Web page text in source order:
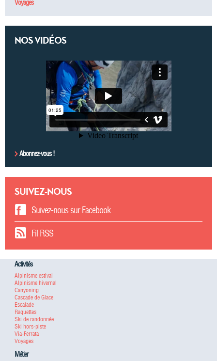
Voyages
NOS VIDÉOS
Abonnez-vous !
SUIVEZ-NOUS
Suivez-nous sur Facebook
Fil RSS
Activités
Alpinisme estival
Alpinisme hivernal
Canyoning
Cascade de Glace
Escalade
Raquettes
Ski de randonnée
Ski hors-piste
Via-Ferrata
Voyages
Métier